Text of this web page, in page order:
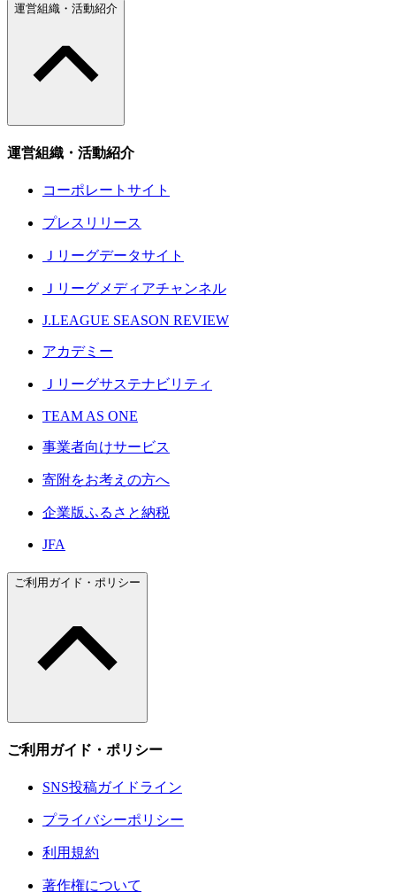
運営組織・活動紹介
運営組織・活動紹介
コーポレートサイト
プレスリリース
Ｊリーグデータサイト
Ｊリーグメディアチャンネル
J.LEAGUE SEASON REVIEW
アカデミー
Ｊリーグサステナビリティ
TEAM AS ONE
事業者向けサービス
寄附をお考えの方へ
企業版ふるさと納税
JFA
ご利用ガイド・ポリシー
ご利用ガイド・ポリシー
SNS投稿ガイドライン
プライバシーポリシー
利用規約
著作権について